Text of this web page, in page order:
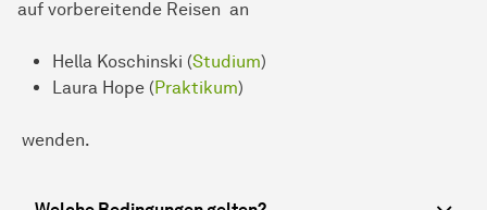
auf vorbereitende Reisen an
Hella Koschinski (Studium)
Laura Hope (Praktikum)
wenden.